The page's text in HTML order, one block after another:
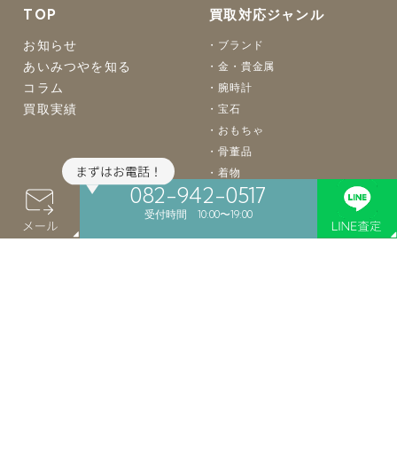
TOP
お知らせ
あいみつやを知る
コラム
買取実績
買取対応ジャンル
ブランド
金・貴金属
腕時計
宝石
おもちゃ
骨董品
着物
バッグ
楽器
カメラ
082-942-0517
受付時間 10:00〜19:00